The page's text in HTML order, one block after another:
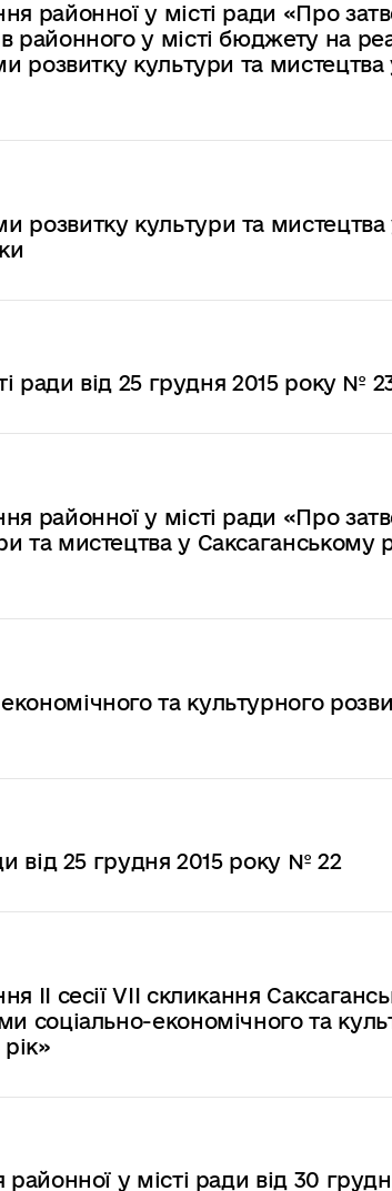
районної у місті ради «Про
районного у місті бюджету на
розвитку культури та мистецтва
розвитку культури та мистецтва
ради від 25 грудня 2015 року №
районної у місті ради «Про
та мистецтва у Саксаганському
та культурного
від 25 грудня 2015 року № 22
сесії VІІ скликання
соціально-економічного та
у місті ради від 30